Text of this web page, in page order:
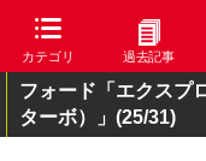
カテゴリ 過去記事
フォード「エクスプ
ターボ）」 (25/31)